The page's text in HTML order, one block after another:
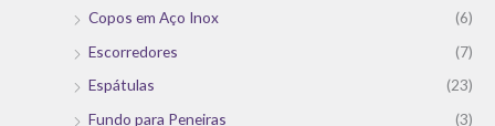
Copos em Aço Inox
(6)
Escorredores
(7)
Espátulas
(23)
Fundo para Peneiras
(3)